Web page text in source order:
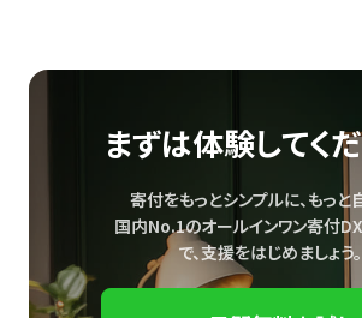
まずは体験してく
寄付をもっとシンプルに、もっと
国内No.1のオールインワン寄付
で、支援をはじめましょう。